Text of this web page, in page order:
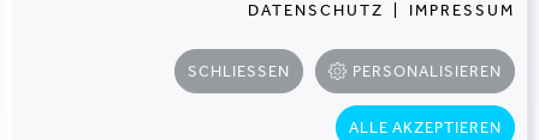
Back to top
DATENSCHUTZ IMPRESSUM
SCHLIESSEN PERSONALISIEREN
ALLE AKZEPTIEREN